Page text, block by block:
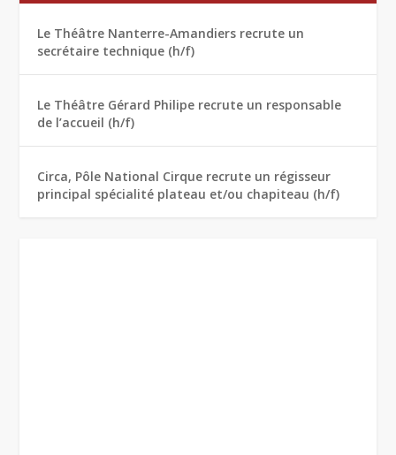
Le Théâtre Nanterre-Amandiers recrute un
secrétaire technique (h/f)
Le Théâtre Gérard Philipe recrute un responsable
de l’accueil (h/f)
Circa, Pôle National Cirque recrute un régisseur
principal spécialité plateau et/ou chapiteau (h/f)